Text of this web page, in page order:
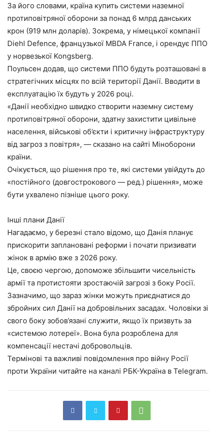
За його словами, країна купить системи наземної
протиповітряної оборони за понад 6 млрд данських
крон (919 млн доларів). Зокрема, у німецької компанії
Diehl Defence, французької MBDA France, і орендує ППО
у норвезької Kongsberg.
Поульсен додав, що системи ППО будуть розташовані в
стратегічних місцях по всій території Данії. Вводити в
експлуатацію їх будуть у 2026 році.
«Данії необхідно швидко створити наземну систему
протиповітряної оборони, здатну захистити цивільне
населення, військові об’єкти і критичну інфраструктуру
від загроз з повітря», — сказано на сайті Міноборони
країни.
Очікується, що рішення про те, які системи увійдуть до
«постійного (довгострокового — ред.) рішення», може
бути ухвалено пізніше цього року.
Інші плани Данії
Нагадаємо, у березні стало відомо, що Данія планує
прискорити заплановані реформи і почати призивати
жінок в армію вже з 2026 року.
Це, своєю чергою, допоможе збільшити чисельність
армії та протистояти зростаючій загрозі з боку Росії.
Зазначимо, що зараз жінки можуть приєднатися до
збройних сил Данії на добровільних засадах. Чоловіки зі
свого боку зобов’язані служити, якщо їх призвуть за
«системою лотереї». Вона була розроблена для
компенсації нестачі добровольців.
Термінові та важливі повідомлення про війну Росії
проти України читайте на каналі РБК-Україна в Telegram.